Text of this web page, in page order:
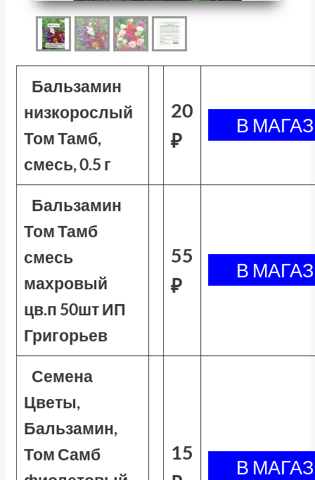
Бальзамин
низкорослый
Том Тамб,
смесь, 0.5 г
20
₽
Бальзамин
Том Тамб
смесь
махровый
цв.п 50шт ИП
Григорьев
55
₽
Семена
Цветы,
Бальзамин,
Том Самб
15